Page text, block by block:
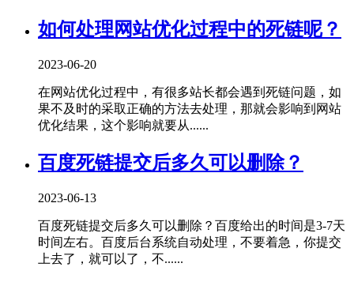
如何处理网站优化过程中的死链呢？
2023-06-20
在网站优化过程中，有很多站长都会遇到死链问题，如
果不及时的采取正确的方法去处理，那就会影响到网站
优化结果，这个影响就要从......
百度死链提交后多久可以删除？
2023-06-13
百度死链提交后多久可以删除？百度给出的时间是3-7天
时间左右。百度后台系统自动处理，不要着急，你提交
上去了，就可以了，不......